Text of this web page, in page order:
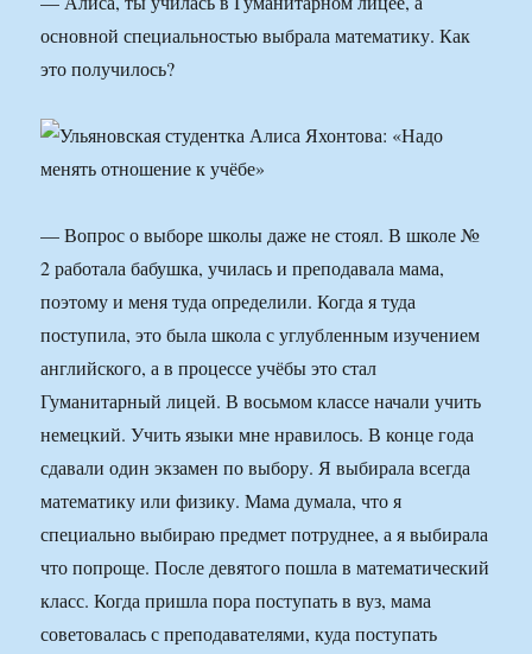
основной специальностью выбрала математику. Как
это получилось?
— Вопрос о выборе школы даже не стоял. В школе №
2 работала бабушка, училась и преподавала мама,
поэтому и меня туда определили. Когда я туда
поступила, это была школа с углубленным изучением
английского, а в процессе учёбы это стал
Гуманитарный лицей. В восьмом классе начали учить
немецкий. Учить языки мне нравилось. В конце года
сдавали один экзамен по выбору. Я выбирала всегда
математику или физику. Мама думала, что я
специально выбираю предмет потруднее, а я выбирала
что попроще. После девятого пошла в математический
класс. Когда пришла пора поступать в вуз, мама
советовалась с преподавателями, куда поступать